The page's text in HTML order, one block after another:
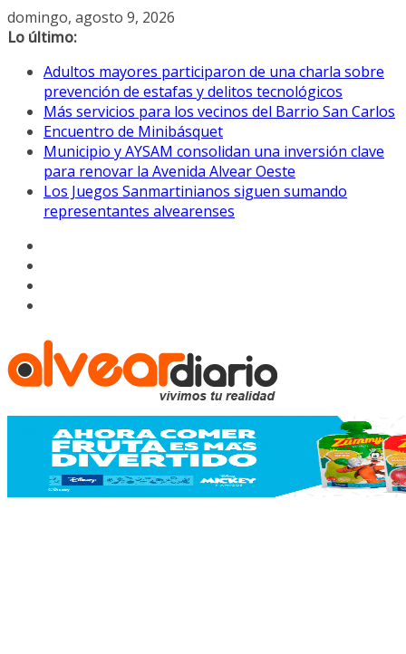
Saltar
al
domingo, agosto 9, 2026
Lo último:
Adultos mayores participaron de una charla sobre
prevención de estafas y delitos tecnológicos
Más servicios para los vecinos del Barrio San Carlos
Encuentro de Minibásquet
Municipio y AYSAM consolidan una inversión clave
para renovar la Avenida Alvear Oeste
Los Juegos Sanmartinianos siguen sumando
representantes alvearenses